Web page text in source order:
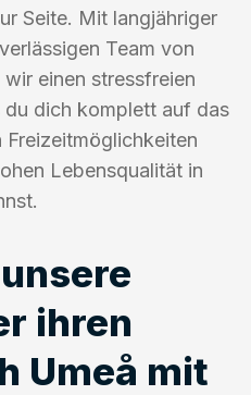
Seite. Mit langjähriger
Team von
einen stressfreien
du dich komplett auf das
Freizeitmöglichkeiten
Lebensqualität in
ihren
Umeå mit